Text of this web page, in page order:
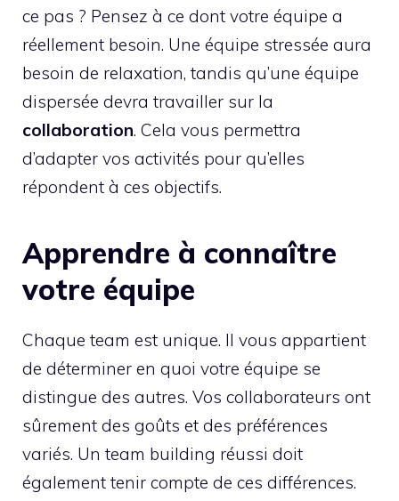
ce pas ? Pensez à ce dont votre équipe a
réellement besoin. Une équipe stressée aura
besoin de relaxation, tandis qu’une équipe
dispersée devra travailler sur la
collaboration. Cela vous permettra
d’adapter vos activités pour qu’elles
répondent à ces objectifs.
Apprendre à connaître
votre équipe
Chaque team est unique. Il vous appartient
de déterminer en quoi votre équipe se
distingue des autres. Vos collaborateurs ont
sûrement des goûts et des préférences
variés. Un team building réussi doit
également tenir compte de ces différences.